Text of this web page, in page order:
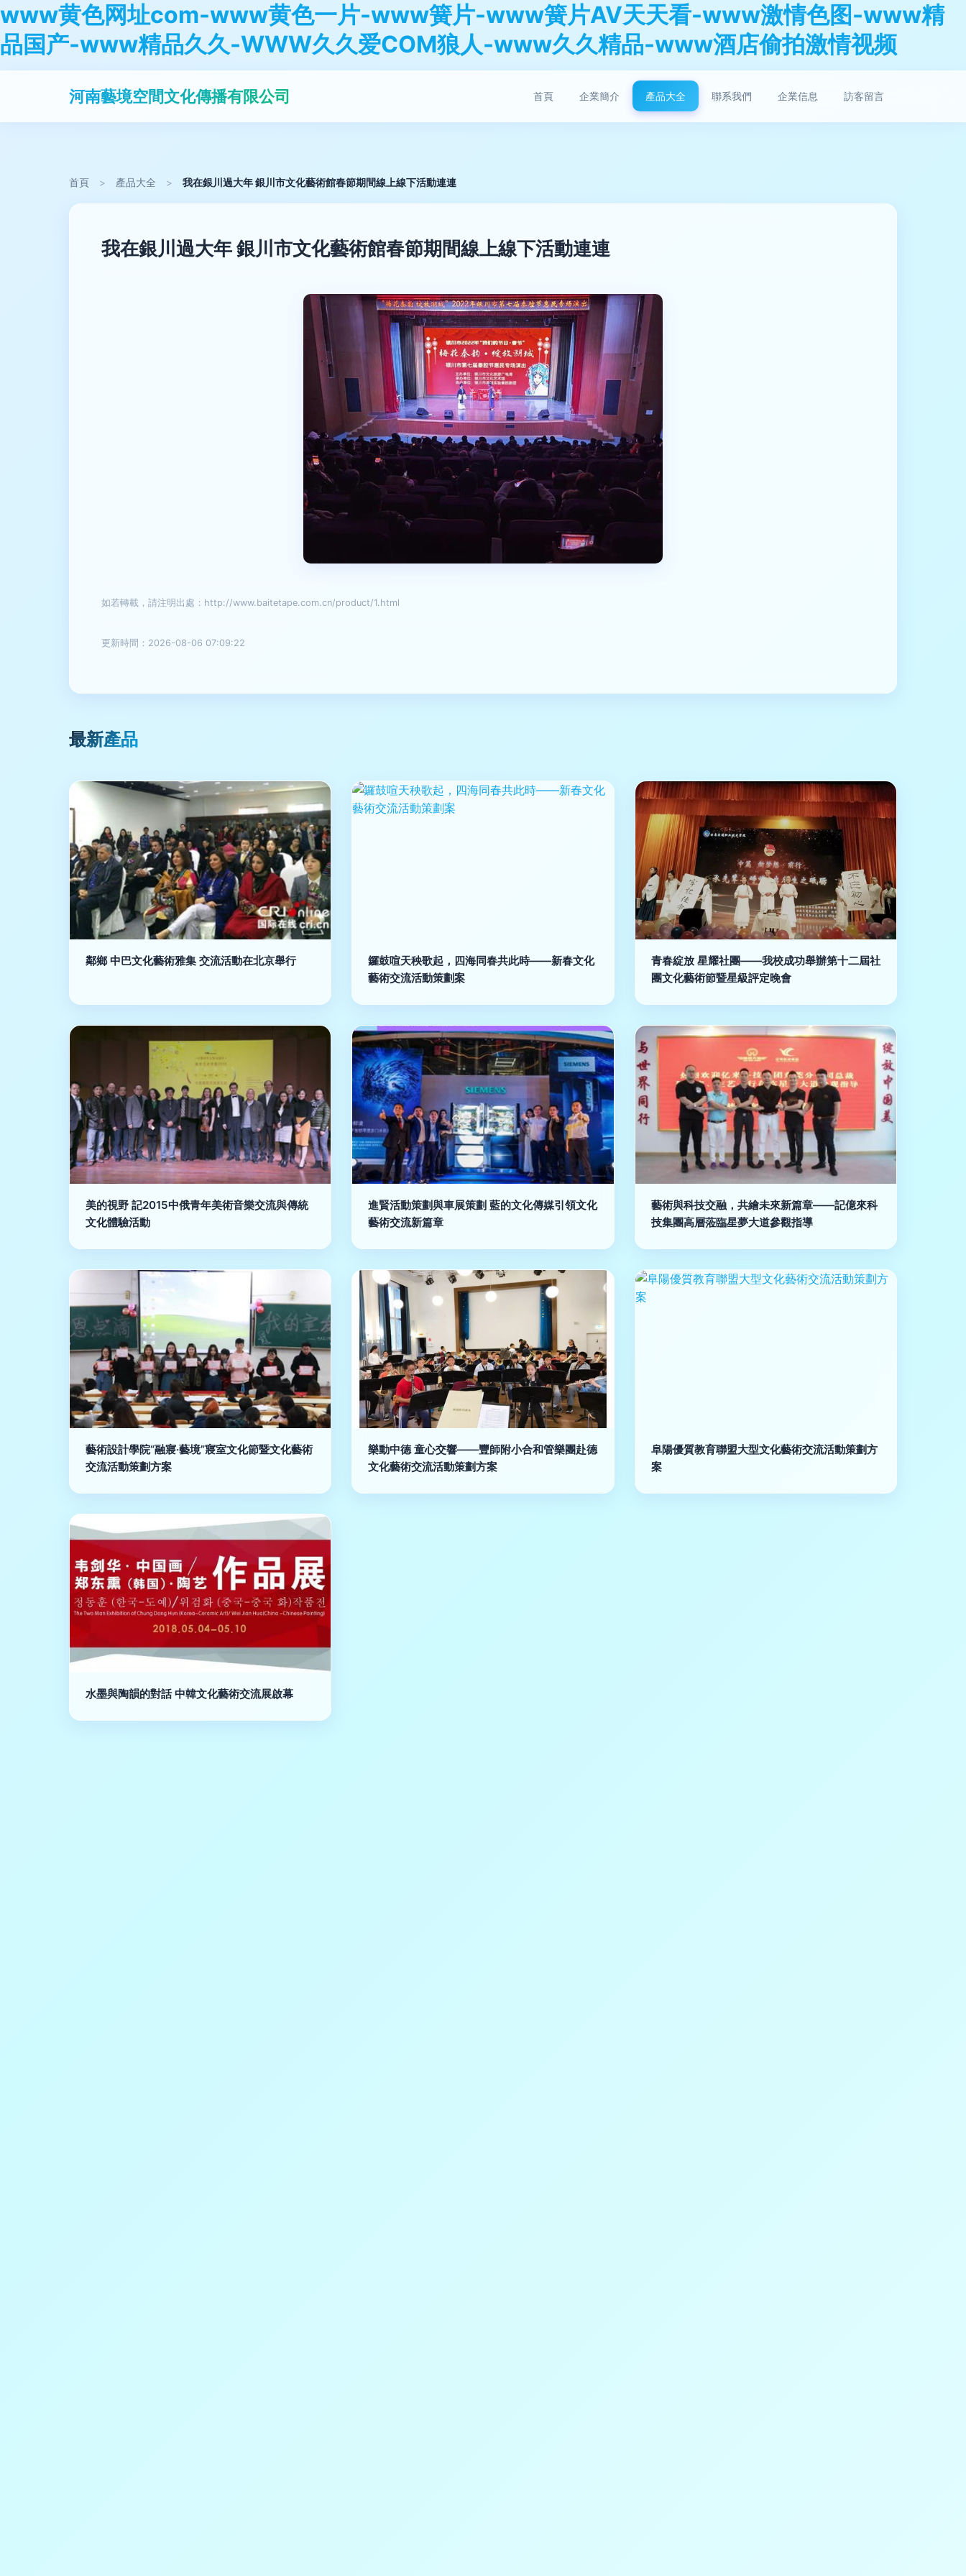
www黄色网址com-www黄色一片-www簧片-www簧片AV天天看-www激情色图-www精
品国产-www精品久久-WWW久久爱COM狼人-www久久精品-www酒店偷拍激情视频
河南藝境空間文化傳播有限公司 首頁 企業簡介 產品大全 聯系我們 企業信息 訪客留言
首頁 > 產品大全 > 我在銀川過大年 銀川市文化藝術館春節期間線上線下活動連連
我在銀川過大年 銀川市文化藝術館春節期間線上線下活動連連
如若轉載，請注明出處：http://www.baitetape.com.cn/product/1.html
更新時間：2026-08-06 07:09:22
最新產品
鄰鄉 中巴文化藝術雅集 交流活動在北京舉行
鑼鼓喧天秧歌起，四海同春共此時——新春文化
藝術交流活動策劃案
青春綻放 星耀社團——我校成功舉辦第十二屆社
團文化藝術節暨星級評定晚會
美的視野 記2015中俄青年美術音樂交流與傳統
文化體驗活動
進賢活動策劃與車展策劃 藍的文化傳媒引領文化
藝術交流新篇章
藝術與科技交融，共繪未來新篇章——記億來科
技集團高層蒞臨星夢大道參觀指導
藝術設計學院“融寢·藝境”寢室文化節暨文化藝術
交流活動策劃方案
樂動中德 童心交響——豐師附小合和管樂團赴德
文化藝術交流活動策劃方案
阜陽優質教育聯盟大型文化藝術交流活動策劃方
案
水墨與陶韻的對話 中韓文化藝術交流展啟幕